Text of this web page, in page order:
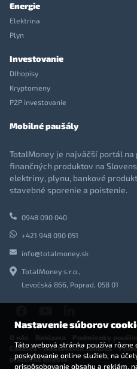
Energie
Elektrina
Plyn
Investovanie
Dlhopisy
Kryptomeny
P2P investovanie
Mobilné paušály
TotalMoney je najväčší portál
finančných produktov na
elektriny, plynu, bankové
stavebné sporenie a poistenie.
0948 090 040
+421 948 090 051
info@totalmoney.sk
TotalMoney s.r.o.,
Levočská 866, Poprad, 058 01
Cookies-Nastavenia cookies -
pracovné miesta
Nastavenie súborov
Táto webová stránka používa rôzne
poskytovanie online služieb, na
prispôsobovanie obsahu a reklám,